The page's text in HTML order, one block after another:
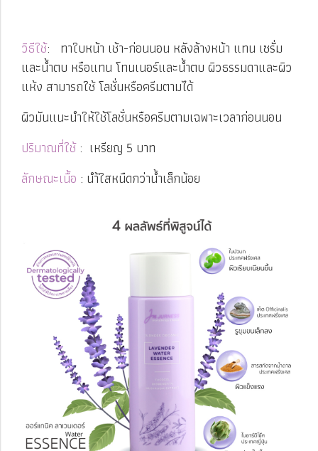
วิธีใช้: ทาใบหน้า เช้า-ก่อนนอน หลังล้างหน้า แทน เซรั่ม
และน้ำตบ หรือแทน โทนเนอร์และน้ำตบ ผิวธรรมดาและผิว
แห้ง สามารถใช้ โลชั่นหรือครีมตามได้
ผิวมันแนะนำให้ใช้โลชั่นหรือครีมตามเฉพาะเวลาก่อนนอน
ปริมาณที่ใช้: เหรียญ 5 บาท
ลักษณะเนื้อ : นำ้ใสหนืดกว่าน้ำเล็กน้อย